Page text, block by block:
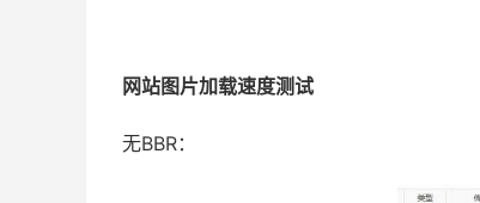
网站图片加载速度测试
无BBR：